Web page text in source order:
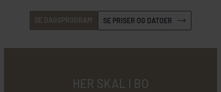
SE DAGSPROGRAM SE PRISER OG DATOER
HER SKAL I BO